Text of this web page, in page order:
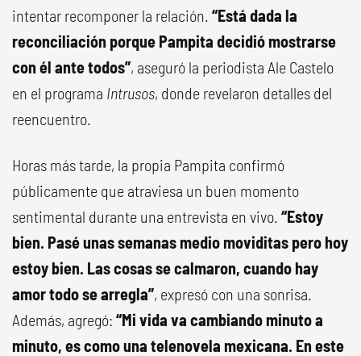
intentar recomponer la relación. “Está dada la
reconciliación porque Pampita decidió mostrarse
con él ante todos”, aseguró la periodista Ale Castelo
en el programa Intrusos, donde revelaron detalles del
reencuentro.
Horas más tarde, la propia Pampita confirmó
públicamente que atraviesa un buen momento
sentimental durante una entrevista en vivo. “Estoy
bien. Pasé unas semanas medio moviditas pero hoy
estoy bien. Las cosas se calmaron, cuando hay
amor todo se arregla”, expresó con una sonrisa.
Además, agregó: “Mi vida va cambiando minuto a
minuto, es como una telenovela mexicana. En este